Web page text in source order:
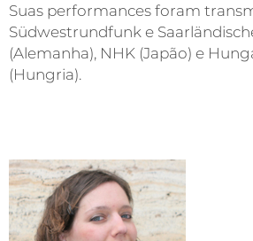
Suas performances foram
Südwestrundfunk e
(Alemanha), NHK (Japão) e
(Hungria).